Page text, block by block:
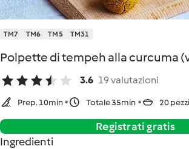
TM7 TM6 TM5 TM31
Polpette di tempeh alla curcuma
3.6 19 valutazioni
Prep. 10min Totale 35min 20 pezzi
Registrati gratis
Ingredienti